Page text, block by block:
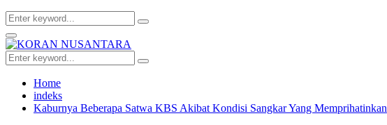
Search
for:
Search
Facebook
Twitter
Youtube
Primary
Menu
Search
for:
Search
Home
indeks
Kaburnya Beberapa Satwa KBS Akibat Kondisi Sangkar Yang Memprihatinkan